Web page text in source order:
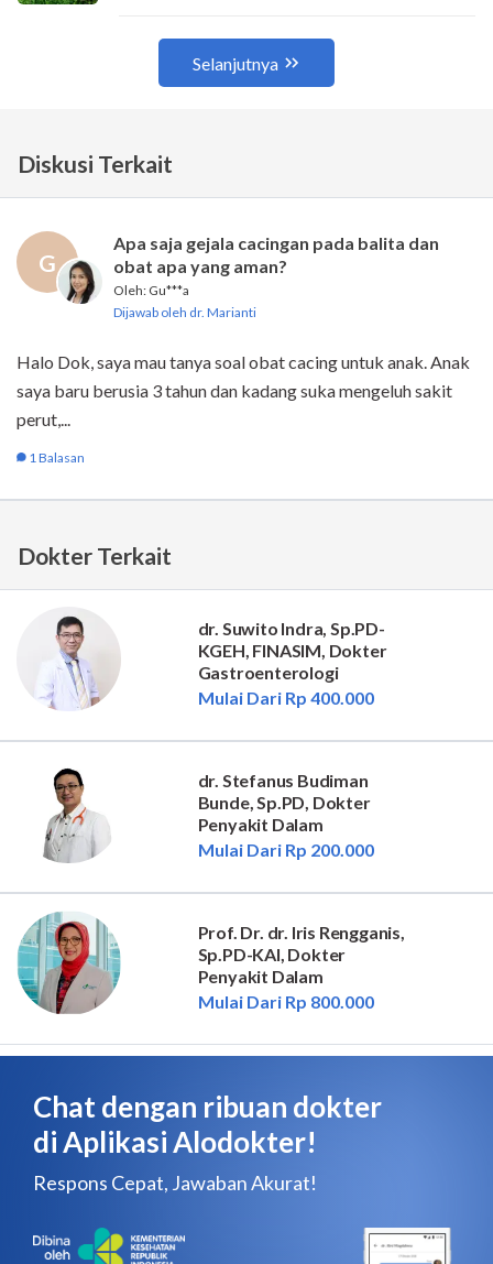
Dokter Terkait